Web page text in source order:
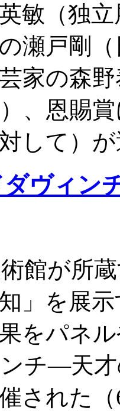
敏（独
瀬戸剛
家の森
、恩賜
して）
ダヴィ
館が所
」を展
をパネ
ンチ―天
された